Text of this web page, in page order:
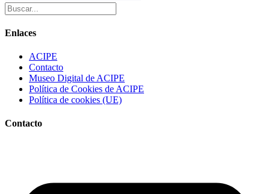
Enlaces
ACIPE
Contacto
Museo Digital de ACIPE
Política de Cookies de ACIPE
Política de cookies (UE)
Contacto